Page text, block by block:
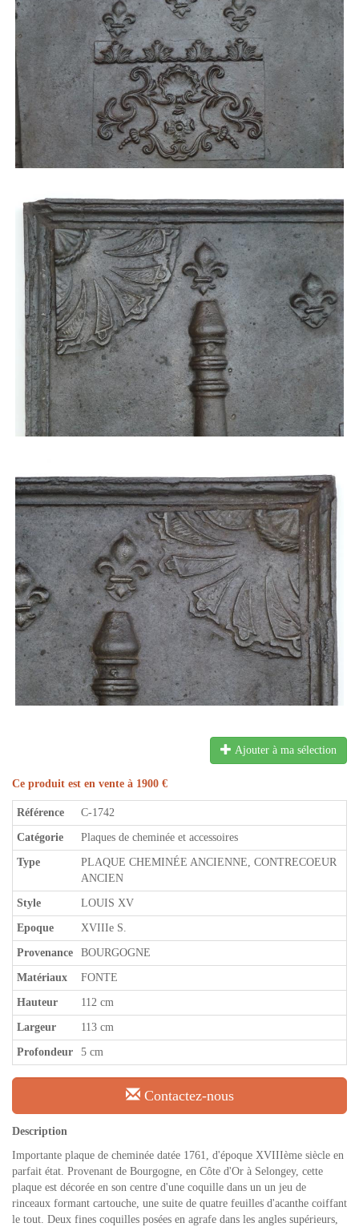
Ajouter à ma sélection
Ce produit est en vente à 1900 €
Référence C-1742
Catégorie Plaques de cheminée et accessoires
Type
PLAQUE CHEMINÉE ANCIENNE, CONTRECOEUR
ANCIEN
Style LOUIS XV
Epoque XVIIIe S.
Provenance BOURGOGNE
Matériaux FONTE
Hauteur 112 cm
Largeur 113 cm
Profondeur 5 cm
Contactez-nous
Description
Importante plaque de cheminée datée 1761, d'époque XVIIIème siècle en
parfait état. Provenant de Bourgogne, en Côte d'Or à Selongey, cette
plaque est décorée en son centre d'une coquille dans un un jeu de
rinceaux formant cartouche, une suite de quatre feuilles d'acanthe coiffant
le tout. Deux fines coquilles posées en agrafe dans les angles supérieurs,